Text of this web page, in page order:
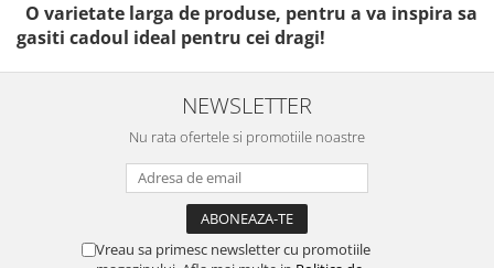
O varietate larga de produse, pentru a va inspira sa
gasiti cadoul ideal pentru cei dragi!
NEWSLETTER
Nu rata ofertele si promotiile noastre
Vreau sa primesc newsletter cu promotiile